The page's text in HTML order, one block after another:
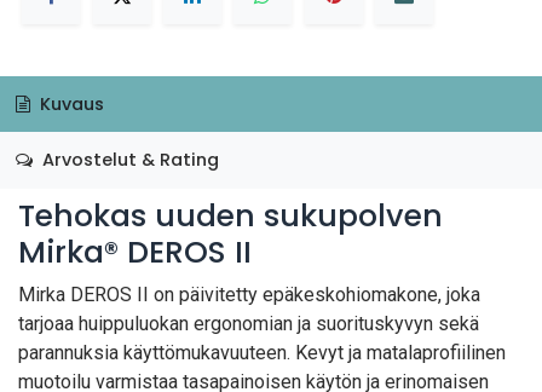
Kuvaus
Arvostelut & Rating
Tehokas uuden sukupolven
Mirka® DEROS II
Mirka DEROS II on päivitetty epäkeskohiomakone, joka
tarjoaa huippuluokan ergonomian ja suorituskyvyn sekä
parannuksia käyttömukavuuteen. Kevyt ja matalaprofiilinen
muotoilu varmistaa tasapainoisen käytön ja erinomaisen